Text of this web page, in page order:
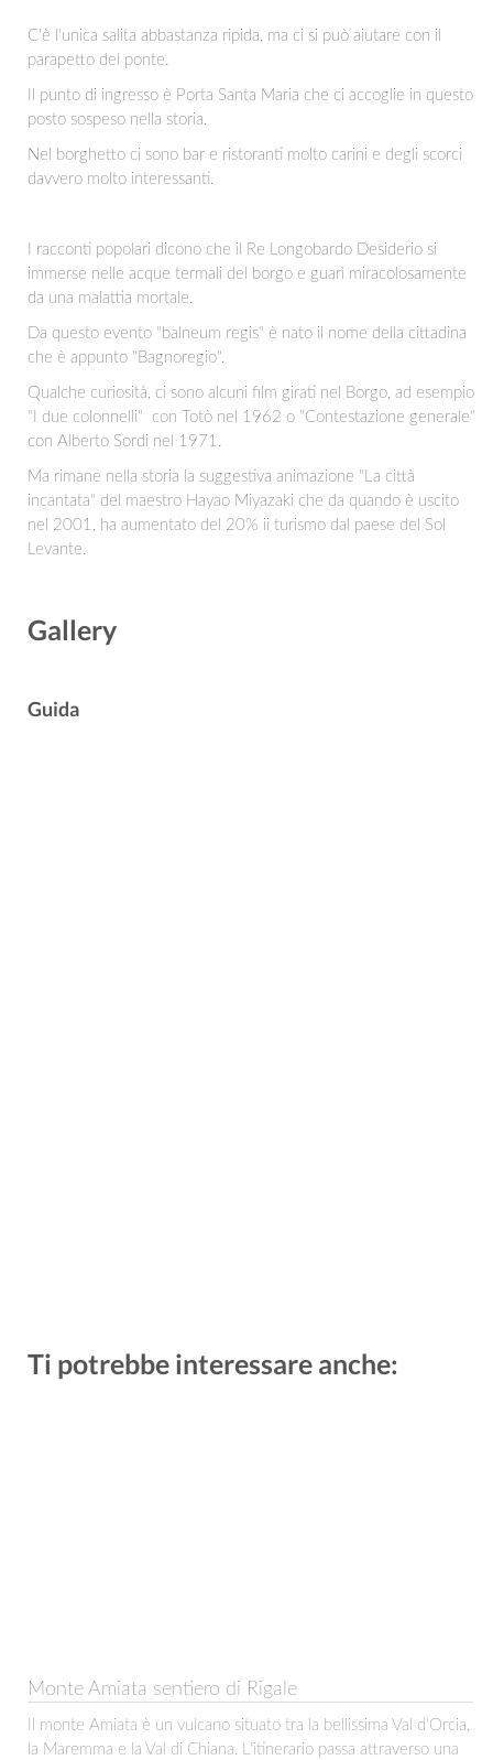
C'è l'unica salita abbastanza ripida, ma ci si può aiutare con il
parapetto del ponte.
Il punto di ingresso è Porta Santa Maria che ci accoglie in questo
posto sospeso nella storia.
Nel borghetto ci sono bar e ristoranti molto carini e degli scorci
davvero molto interessanti.
I racconti popolari dicono che il Re Longobardo Desiderio si
immerse nelle acque termali del borgo e guarì miracolosamente
da una malattia mortale.
Da questo evento "balneum regis" è nato il nome della cittadina
che è appunto "Bagnoregio".
Qualche curiosità, ci sono alcuni film girati nel Borgo, ad esempio
"I due colonnelli" con Totò nel 1962 o "Contestazione generale"
con Alberto Sordi nel 1971.
Ma rimane nella storia la suggestiva animazione "La città
incantata" del maestro Hayao Miyazaki che da quando è uscito
nel 2001, ha aumentato del 20% ii turismo dal paese del Sol
Levante.
Gallery
Guida
Ti potrebbe interessare anche:
Monte Amiata sentiero di Rigale
Il monte Amiata è un vulcano situato tra la bellissima Val d'Orcia,
la Maremma e la Val di Chiana. L'itinerario passa attraverso una